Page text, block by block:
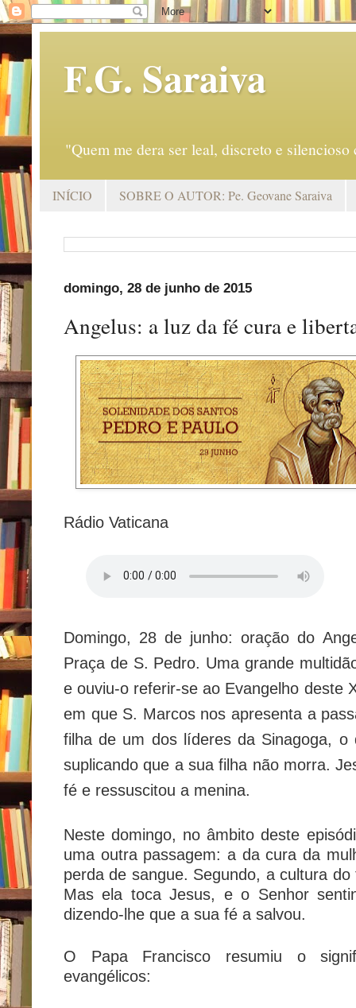
F.G. Saraiva
"Quem me dera ser leal, discreto e
INÍCIO SOBRE O AUTOR: Pe. Geovane Saraiva
domingo, 28 de junho de 2015
Angelus: a luz da fé cura e
Rádio Vaticana
Domingo, 28 de junho: oração do
Praça de S. Pedro. Uma grande
e ouviu-o referir-se ao Evangelho deste
em que S. Marcos nos apresenta a
filha de um dos líderes da Sinagoga,
suplicando que a sua filha não morra.
fé e ressuscitou a menina.
Neste domingo, no âmbito deste
uma outra passagem: a da cura da
perda de sangue. Segundo, a cultura
Mas ela toca Jesus, e o Senhor
dizendo-lhe que a sua fé a salvou.
O Papa Francisco resumiu o
evangélicos: